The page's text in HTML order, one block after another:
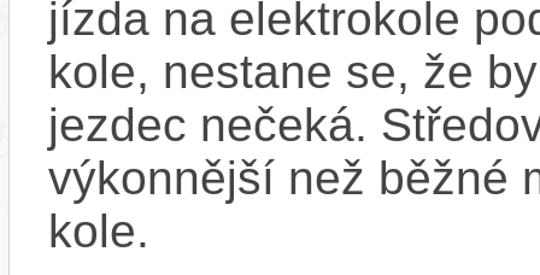
jízda na elektrokole
kole, nestane se, že
jezdec nečeká.
výkonnější než běžné
kole.